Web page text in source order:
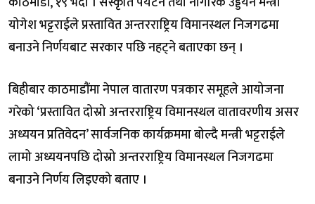
योगेश भट्टराईले प्रस्तावित अन्तरराष्ट्रिय विमानस्थल निजगढमा
बनाउने निर्णयबाट सरकार पछि नहट्ने बताएका छन् ।
बिहीबार काठमाडौंमा नेपाल वातारण पत्रकार समूहले आयोजना
गरेको ‘प्रस्तावित दोस्रो अन्तरराष्ट्रिय विमानस्थल वातावरणीय असर
अध्ययन प्रतिवेदन’ सार्वजनिक कार्यक्रममा बोल्दै मन्त्री भट्टराईले
लामो अध्ययनपछि दोस्रो अन्तरराष्ट्रिय विमानस्थल निजगढमा
बनाउने निर्णय लिइएको बताए ।